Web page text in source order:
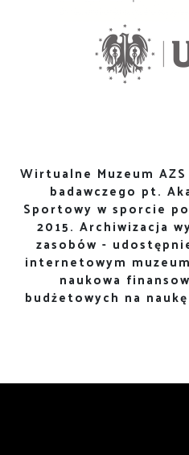
Wirtualne Muzeum
badawczego pt.
Sportowy w sporcie
2015. Archiwizacja
zasobów -
internetowym
naukowa
budżetowych na